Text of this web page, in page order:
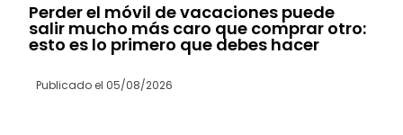
Perder el móvil de vacaciones puede
salir mucho más caro que comprar otro:
esto es lo primero que debes hacer
Publicado el 05/08/2026